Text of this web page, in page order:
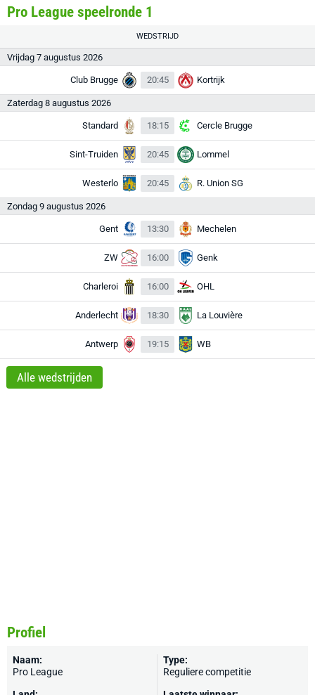
Pro League speelronde 1
WEDSTRIJD
Vrijdag 7 augustus 2026
Club Brugge 20:45 Kortrijk
Zaterdag 8 augustus 2026
Standard 18:15 Cercle Brugge
Sint-Truiden 20:45 Lommel
Westerlo 20:45 R. Union SG
Zondag 9 augustus 2026
Gent 13:30 Mechelen
ZW 16:00 Genk
Charleroi 16:00 OHL
Anderlecht 18:30 La Louvière
Antwerp 19:15 WB
Alle wedstrijden
Profiel
Naam:
Pro League
Type:
Reguliere competitie